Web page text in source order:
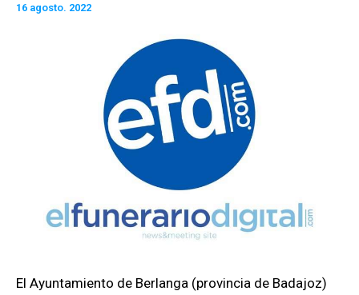
16 agosto. 2022
El Ayuntamiento de Berlanga (provincia de Badajoz)